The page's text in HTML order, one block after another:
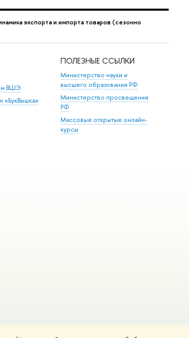
экспорта и импорта товаров (сезонно
ВШЭ
«БукВышка»
ПОЛЕЗНЫЕ ССЫЛКИ
Министерство науки и
высшего образования РФ
Министерство просвещения
РФ
Массовые открытые онлайн-
курсы